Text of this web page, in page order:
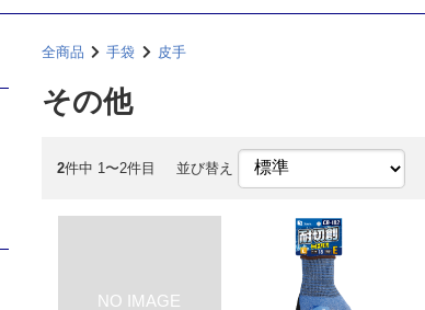
全商品 手袋 皮手
その他
2件中 1〜2件目 並び替え